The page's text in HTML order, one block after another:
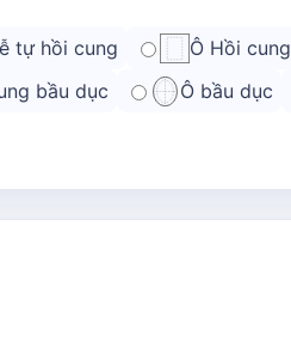
tự hồi cung Ô Hồi cung
bầu dục Ô bầu dục